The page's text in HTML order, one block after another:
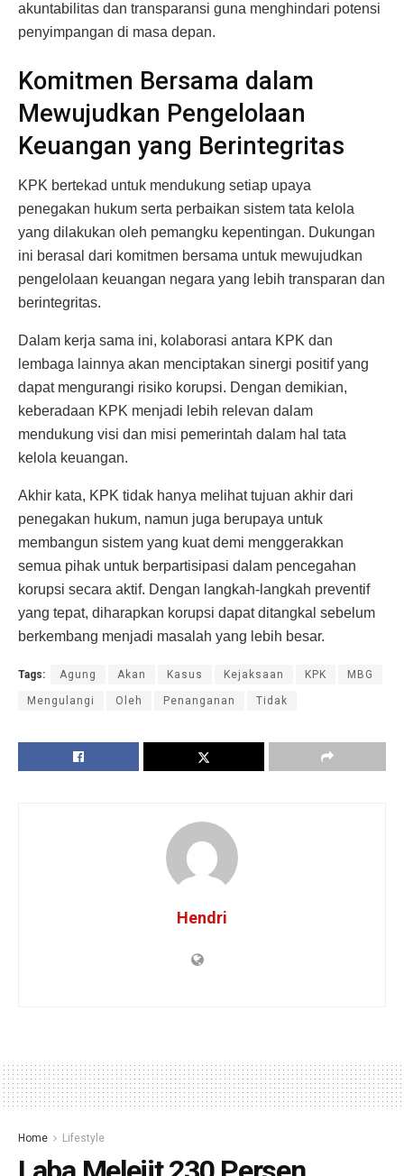
akuntabilitas dan transparansi guna menghindari potensi
penyimpangan di masa depan.
Komitmen Bersama dalam
Mewujudkan Pengelolaan
Keuangan yang Berintegritas
KPK bertekad untuk mendukung setiap upaya
penegakan hukum serta perbaikan sistem tata kelola
yang dilakukan oleh pemangku kepentingan. Dukungan
ini berasal dari komitmen bersama untuk mewujudkan
pengelolaan keuangan negara yang lebih transparan dan
berintegritas.
Dalam kerja sama ini, kolaborasi antara KPK dan
lembaga lainnya akan menciptakan sinergi positif yang
dapat mengurangi risiko korupsi. Dengan demikian,
keberadaan KPK menjadi lebih relevan dalam
mendukung visi dan misi pemerintah dalam hal tata
kelola keuangan.
Akhir kata, KPK tidak hanya melihat tujuan akhir dari
penegakan hukum, namun juga berupaya untuk
membangun sistem yang kuat demi menggerakkan
semua pihak untuk berpartisipasi dalam pencegahan
korupsi secara aktif. Dengan langkah-langkah preventif
yang tepat, diharapkan korupsi dapat ditangkal sebelum
berkembang menjadi masalah yang lebih besar.
Tags: Agung Akan Kasus Kejaksaan KPK MBG
Mengulangi Oleh Penanganan Tidak
Hendri
Home Lifestyle